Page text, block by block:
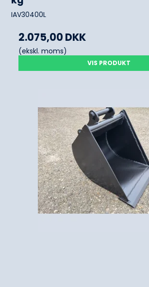
IAV30400L
2.075,00 DKK
(ekskl. moms)
VIS PRODUKT